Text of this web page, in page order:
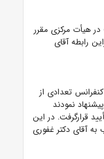
هیأت مرکزی مقرر
رابطه آقای
تعدادی از
نمودند
قرارگرفت. در این
آقای دکتر غفوری